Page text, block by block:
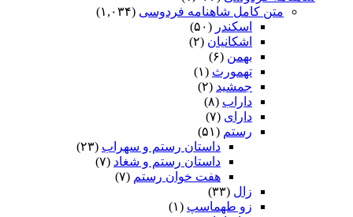
متن کامل شاهنامه فردوسی (۱,۰۳۴)
اسکندر (۵۰)
اشکانیان (۲)
بهمن (۶)
تهمورث (۱)
جمشید (۲)
داراب (۸)
دارای (۷)
رستم (۵۱)
داستان رستم و سهراب (۲۳)
داستان رستم و شغاد (۷)
هفت خوان رستم‏ (۷)
زال (۳۳)
زو طهماسپ‏ (۱)